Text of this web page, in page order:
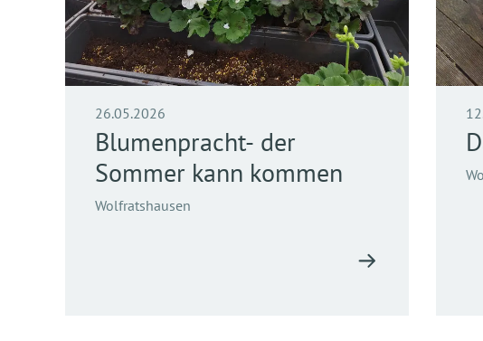
26.05.2026
Blumenpracht- der
Sommer kann kommen
Wolfratshausen